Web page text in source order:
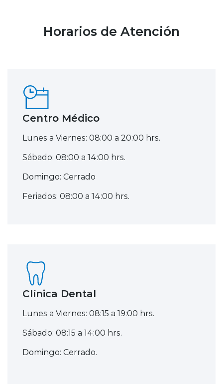
Horarios de Atención
Centro Médico
Lunes a Viernes: 08:00 a 20:00 hrs.
Sábado: 08:00 a 14:00 hrs.
Domingo: Cerrado
Feriados: 08:00 a 14:00 hrs.
Clínica Dental
Lunes a Viernes: 08:15 a 19:00 hrs.
Sábado: 08:15 a 14:00 hrs.
Domingo: Cerrado.